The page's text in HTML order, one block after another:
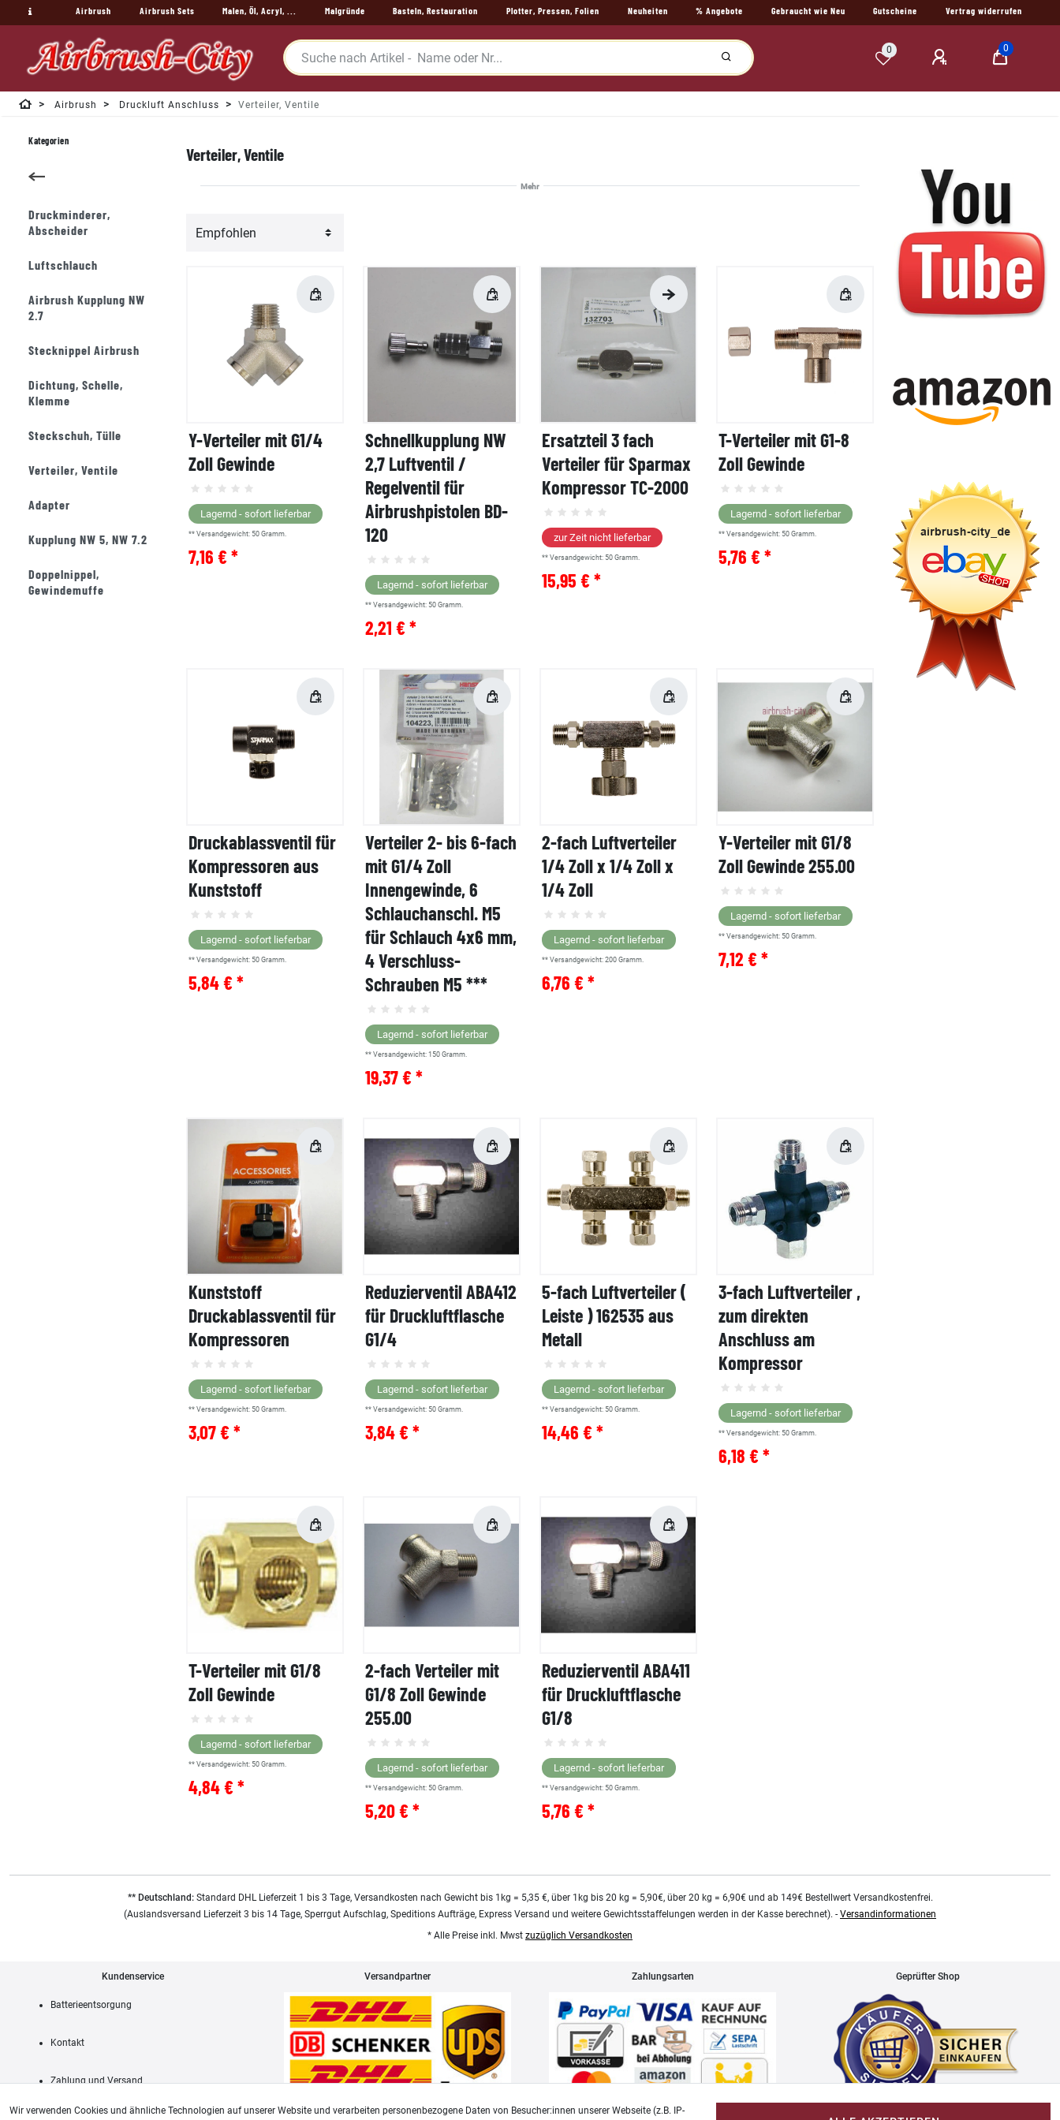
Airbrush Airbrush Sets Malen, Öl, Acryl, ... Malgründe Basteln, Restauration Plotter, Pressen, Folien Neuheiten % Angebote Gebraucht wie Neu Gutscheine Vertrag widerrufen
0 0
Airbrush Druckluft Anschluss Verteiler, Ventile
Verteiler, Ventile
Y-Verteiler mit G1/4
Zoll Gewinde
Lagernd - sofort lieferbar
** Versandgewicht: 50 Gramm.
7,16 € *
Schnellkupplung NW
2,7 Luftventil /
Regelventil für
Airbrushpistolen BD-
120
Lagernd - sofort lieferbar
** Versandgewicht: 50 Gramm.
2,21 € *
Ersatzteil 3 fach
Verteiler für Sparmax
Kompressor TC-2000
zur Zeit nicht lieferbar
** Versandgewicht: 50 Gramm.
15,95 € *
T-Verteiler mit G1-8
Zoll Gewinde
Lagernd - sofort lieferbar
** Versandgewicht: 50 Gramm.
5,76 € *
Druckablassventil für
Kompressoren aus
Kunststoff
Lagernd - sofort lieferbar
** Versandgewicht: 50 Gramm.
5,84 € *
Verteiler 2- bis 6-fach
mit G1/4 Zoll
Innengewinde, 6
Schlauchanschl. M5
für Schlauch 4x6 mm,
4 Verschluss-
Schrauben M5 ***
Lagernd - sofort lieferbar
** Versandgewicht: 150 Gramm.
19,37 € *
2-fach Luftverteiler
1/4 Zoll x 1/4 Zoll x
1/4 Zoll
Lagernd - sofort lieferbar
** Versandgewicht: 200 Gramm.
6,76 € *
Y-Verteiler mit G1/8
Zoll Gewinde 255.00
Lagernd - sofort lieferbar
** Versandgewicht: 50 Gramm.
7,12 € *
Kunststoff
Druckablassventil für
Kompressoren
Lagernd - sofort lieferbar
** Versandgewicht: 50 Gramm.
3,07 € *
Reduzierventil ABA412
für Druckluftflasche
G1/4
Lagernd - sofort lieferbar
** Versandgewicht: 50 Gramm.
3,84 € *
5-fach Luftverteiler (
Leiste ) 162535 aus
Metall
Lagernd - sofort lieferbar
** Versandgewicht: 50 Gramm.
14,46 € *
3-fach Luftverteiler ,
zum direkten
Anschluss am
Kompressor
Lagernd - sofort lieferbar
** Versandgewicht: 50 Gramm.
6,18 € *
T-Verteiler mit G1/8
Zoll Gewinde
Lagernd - sofort lieferbar
** Versandgewicht: 50 Gramm.
4,84 € *
2-fach Verteiler mit
G1/8 Zoll Gewinde
255.00
Lagernd - sofort lieferbar
** Versandgewicht: 50 Gramm.
5,20 € *
Reduzierventil ABA411
für Druckluftflasche
G1/8
Lagernd - sofort lieferbar
** Versandgewicht: 50 Gramm.
5,76 € *
Kategorien
Druckminderer,
Abscheider
Luftschlauch
Airbrush Kupplung NW
2.7
Stecknippel Airbrush
Dichtung, Schelle,
Klemme
Steckschuh, Tülle
Verteiler, Ventile
Adapter
Kupplung NW 5, NW 7.2
Doppelnippel,
Gewindemuffe
** Deutschland:Standard DHL Lieferzeit 1 bis 3 Tage, Versandkosten nach Gewicht bis 1kg = 5,35 €, über 1kg bis 20 kg = 5,90€, über 20 kg = 6,90€ und ab 149€ Bestellwert Versandkostenfrei.
(Auslandsversand Lieferzeit 3 bis 14 Tage, Sperrgut Aufschlag, Speditions Aufträge, Express Versand und weitere Gewichtsstaffelungen werden in der Kasse berechnet). - Versandinformationen
* Alle Preise inkl. Mwst zuzüglich Versandkosten
Kundenservice
Batterieentsorgung
Kontakt
Zahlung und Versand
Versandpartner Zahlungsarten Geprüfter Shop
Wir verwenden Cookies und ähnliche Technologien auf unserer Website und verarbeiten personenbezogene Daten von Besucher:innen unserer Webseite (z.B. IP-